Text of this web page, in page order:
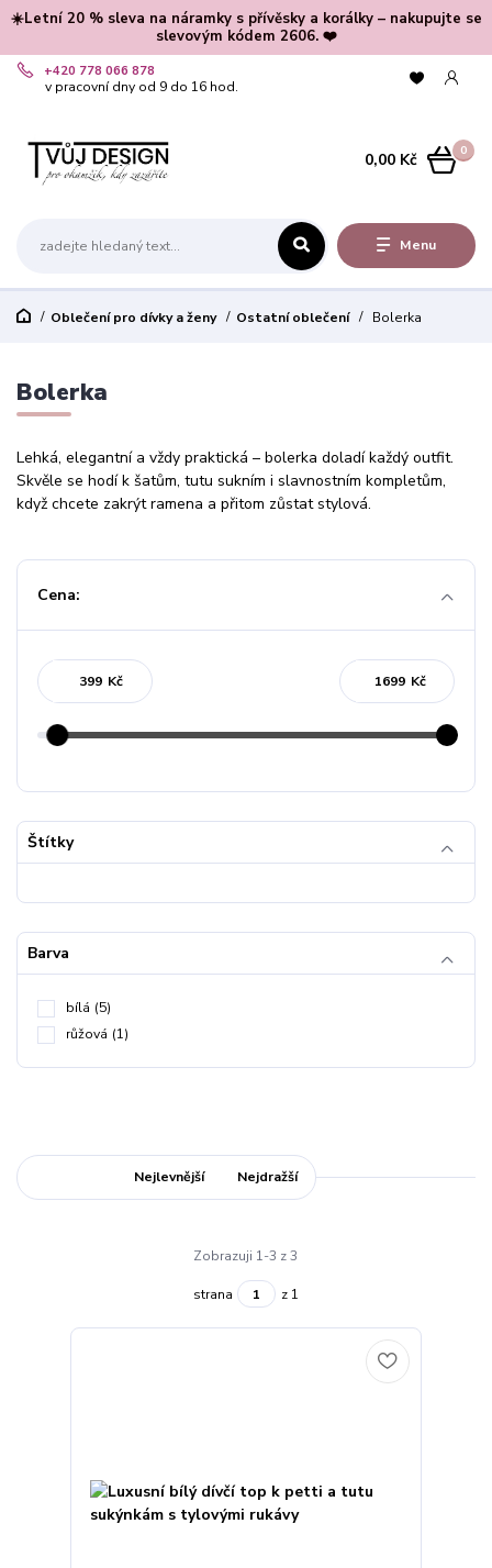
☀️Letní 20 % sleva na náramky s přívěsky a korálky – nakupujte se
slevovým kódem 2606. ❤️
Menu
+420 778 066 878
v pracovní dny od 9 do 16 hod.
0
0,00 Kč
Oblečení pro dívky a ženy Ostatní oblečení Bolerka
Bolerka
Lehká, elegantní a vždy praktická – bolerka doladí každý outfit.
Skvěle se hodí k šatům, tutu sukním i slavnostním kompletům,
když chcete zakrýt ramena a přitom zůstat stylová.
Cena:
Kč Kč
Štítky
Barva
bílá (5)
růžová (1)
Nejlevnější Nejdražší
Zobrazuji 1-3 z 3
strana z 1